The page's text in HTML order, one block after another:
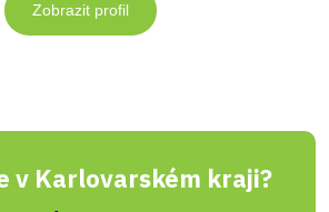
Zobrazit profil
v Karlovarském kraji?